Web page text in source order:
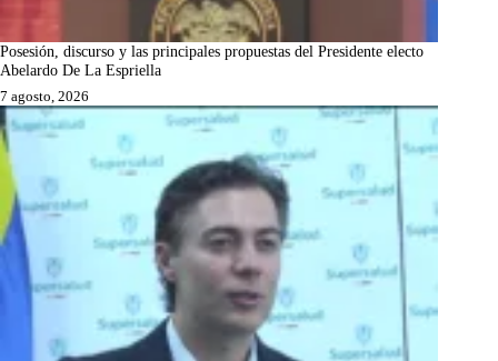
Posesión, discurso y las principales propuestas del Presidente electo
Abelardo De La Espriella
7 agosto, 2026